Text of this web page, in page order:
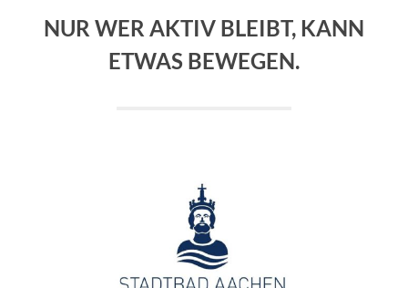
NUR WER AKTIV BLEIBT, KANN
ETWAS BEWEGEN.